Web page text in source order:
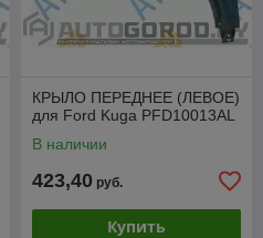
КРЫЛО ПЕРЕДНЕЕ (ЛЕВОЕ)
для Ford Kuga PFD10013AL
В наличии
423,40 руб.
Купить